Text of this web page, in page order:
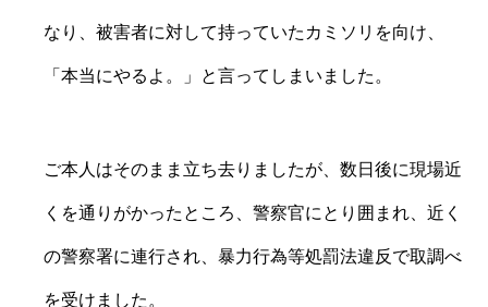
なり、被害者に対して持っていたカミソリを向け、
「本当にやるよ。」と言ってしまいました。
ご本人はそのまま立ち去りましたが、数日後に現場近
くを通りがかったところ、警察官にとり囲まれ、近く
の警察署に連行され、暴力行為等処罰法違反で取調べ
を受けました。